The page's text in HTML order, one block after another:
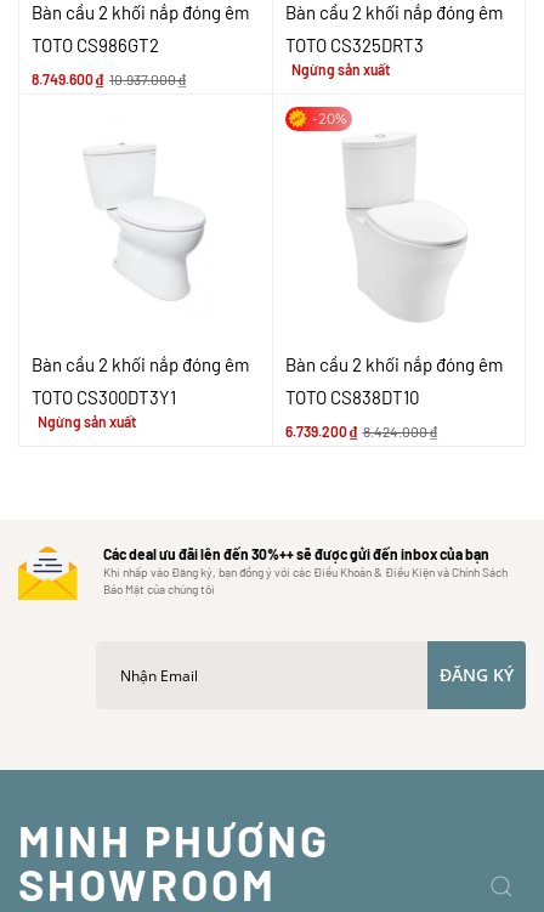
Bàn cầu 2 khối nắp đóng êm
TOTO CS986GT2
8.749.600₫ 10.937.000₫
Bàn cầu 2 khối nắp đóng êm
TOTO CS325DRT3
Ngừng sản xuất
Bàn cầu 2 khối nắp đóng êm
TOTO CS300DT3Y1
Ngừng sản xuất
-20%
Bàn cầu 2 khối nắp đóng êm
TOTO CS838DT10
6.739.200₫ 8.424.000₫
Các deal ưu đãi lên đến 30%++ sẽ được gửi đến inbox của bạn
Khi nhấp vào Đăng ký, bạn đồng ý với các Điều Khoản & Điều Kiện và Chính Sách
Bảo Mật của chúng tôi
ĐĂNG KÝ
MINH PHƯƠNG
SHOWROOM